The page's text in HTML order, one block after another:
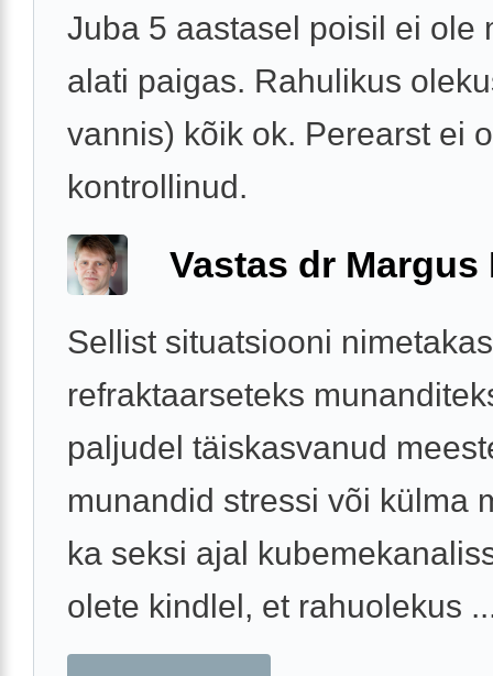
Juba 5 aastasel poisil ei ole
alati paigas. Rahulikus
vannis) kõik ok. Perearst ei
kontrollinud.
Vastas dr Margus
Sellist situatsiooni
refraktaarseteks
paljudel täiskasvanud
munandid stressi või külma
ka seksi ajal
olete kindlel, et rahuolekus